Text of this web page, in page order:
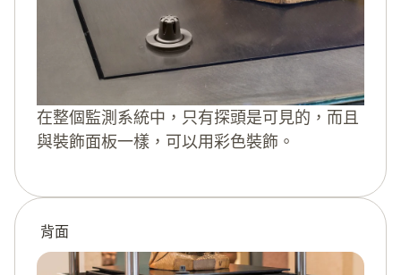
在整個監測系統中，只有探頭是可見的，而且
與裝飾面板一樣，可以用彩色裝飾。
背面